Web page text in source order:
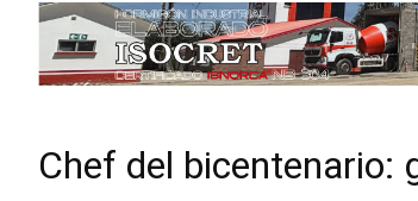
Chef del bicentenario: